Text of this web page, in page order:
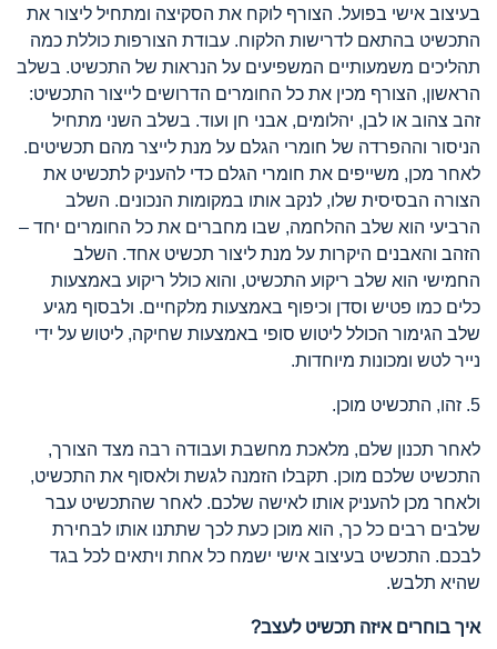
בעיצוב אישי בפועל. הצורף לוקח את הסקיצה ומתחיל ליצור את
התכשיט בהתאם לדרישות הלקוח. עבודת הצורפות כוללת כמה
תהליכים משמעותיים המשפיעים על הנראות של התכשיט. בשלב
הראשון, הצורף מכין את כל החומרים הדרושים לייצור התכשיט:
זהב צהוב או לבן, יהלומים, אבני חן ועוד. בשלב השני מתחיל
הניסור וההפרדה של חומרי הגלם על מנת לייצר מהם תכשיטים.
לאחר מכן, משייפים את חומרי הגלם כדי להעניק לתכשיט את
הצורה הבסיסית שלו, לנקב אותו במקומות הנכונים. השלב
הרביעי הוא שלב ההלחמה, שבו מחברים את כל החומרים יחד –
הזהב והאבנים היקרות על מנת ליצור תכשיט אחד. השלב
החמישי הוא שלב ריקוע התכשיט, והוא כולל ריקוע באמצעות
כלים כמו פטיש וסדן וכיפוף באמצעות מלקחיים. ולבסוף מגיע
שלב הגימור הכולל ליטוש סופי באמצעות שחיקה, ליטוש על ידי
נייר לטש ומכונות מיוחדות.
5. זהו, התכשיט מוכן.
לאחר תכנון שלם, מלאכת מחשבת ועבודה רבה מצד הצורך,
התכשיט שלכם מוכן. תקבלו הזמנה לגשת ולאסוף את התכשיט,
ולאחר מכן להעניק אותו לאישה שלכם. לאחר שהתכשיט עבר
שלבים רבים כל כך, הוא מוכן כעת לכך שתתנו אותו לבחירת
לבכם. התכשיט בעיצוב אישי ישמח כל אחת ויתאים לכל בגד
שהיא תלבש.
איך בוחרים איזה תכשיט לעצב?